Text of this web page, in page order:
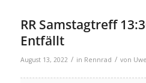
RR Samstagtreff
Entfällt
August 13, 2022 / in Rennrad / von